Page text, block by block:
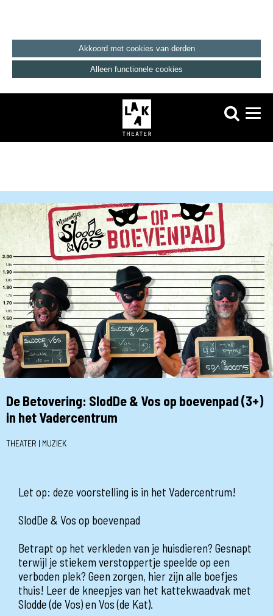
Akkoord met cookies van derden
Alleen functionele cookies
De Betovering: SlodDe & Vos op boevenpad (3+)
in het Vadercentrum
THEATER | MUZIEK
Let op: deze voorstelling is in het Vadercentrum!
SlodDe & Vos op boevenpad
Betrapt op het verkleden van je huisdieren? Gesnapt
terwijl je stiekem verstoppertje speelde op een
verboden plek? Geen zorgen, hier zijn alle boefjes
thuis! Leer de kneepjes van het kattekwaadvak met
Slodde (de Vos) en Vos (de Kat).